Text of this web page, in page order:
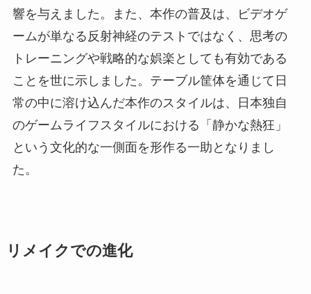
響を与えました。また、本作の普及は、ビデオゲ
ームが単なる反射神経のテストではなく、思考の
トレーニングや戦略的な娯楽としても有効である
ことを世に示しました。テーブル筐体を通じて日
常の中に溶け込んだ本作のスタイルは、日本独自
のゲームライフスタイルにおける「静かな熱狂」
という文化的な一側面を形作る一助となりまし
た。
リメイクでの進化